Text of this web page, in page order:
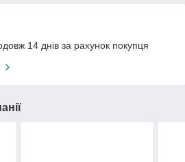
14 днів за рахунок покупця